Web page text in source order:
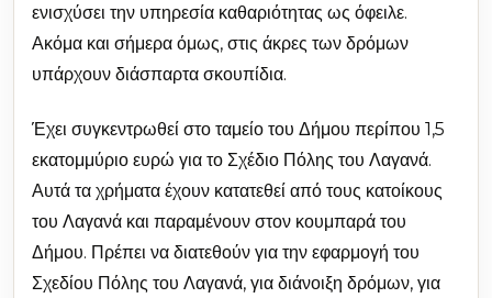
ενισχύσει την υπηρεσία καθαριότητας ως όφειλε.
Ακόμα και σήμερα όμως, στις άκρες των δρόμων
υπάρχουν διάσπαρτα σκουπίδια.
Έχει συγκεντρωθεί στο ταμείο του Δήμου περίπου 1,5
εκατομμύριο ευρώ για το Σχέδιο Πόλης του Λαγανά.
Αυτά τα χρήματα έχουν κατατεθεί από τους κατοίκους
του Λαγανά και παραμένουν στον κουμπαρά του
Δήμου. Πρέπει να διατεθούν για την εφαρμογή του
Σχεδίου Πόλης του Λαγανά, για διάνοιξη δρόμων, για